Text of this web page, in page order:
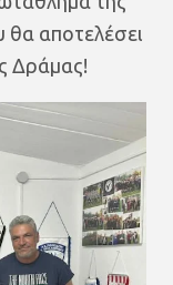
θα αποτελέσει
Δράμας!